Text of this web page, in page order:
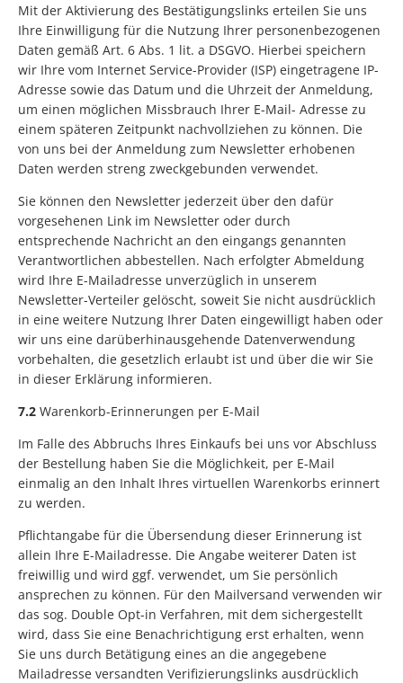
Mit der Aktivierung des Bestätigungslinks erteilen Sie uns
Ihre Einwilligung für die Nutzung Ihrer personenbezogenen
Daten gemäß Art. 6 Abs. 1 lit. a DSGVO. Hierbei speichern
wir Ihre vom Internet Service-Provider (ISP) eingetragene IP-
Adresse sowie das Datum und die Uhrzeit der Anmeldung,
um einen möglichen Missbrauch Ihrer E-Mail- Adresse zu
einem späteren Zeitpunkt nachvollziehen zu können. Die
von uns bei der Anmeldung zum Newsletter erhobenen
Daten werden streng zweckgebunden verwendet.
Sie können den Newsletter jederzeit über den dafür
vorgesehenen Link im Newsletter oder durch
entsprechende Nachricht an den eingangs genannten
Verantwortlichen abbestellen. Nach erfolgter Abmeldung
wird Ihre E-Mailadresse unverzüglich in unserem
Newsletter-Verteiler gelöscht, soweit Sie nicht ausdrücklich
in eine weitere Nutzung Ihrer Daten eingewilligt haben oder
wir uns eine darüberhinausgehende Datenverwendung
vorbehalten, die gesetzlich erlaubt ist und über die wir Sie
in dieser Erklärung informieren.
7.2 Warenkorb-Erinnerungen per E-Mail
Im Falle des Abbruchs Ihres Einkaufs bei uns vor Abschluss
der Bestellung haben Sie die Möglichkeit, per E-Mail
einmalig an den Inhalt Ihres virtuellen Warenkorbs erinnert
zu werden.
Pflichtangabe für die Übersendung dieser Erinnerung ist
allein Ihre E-Mailadresse. Die Angabe weiterer Daten ist
freiwillig und wird ggf. verwendet, um Sie persönlich
ansprechen zu können. Für den Mailversand verwenden wir
das sog. Double Opt-in Verfahren, mit dem sichergestellt
wird, dass Sie eine Benachrichtigung erst erhalten, wenn
Sie uns durch Betätigung eines an die angegebene
Mailadresse versandten Verifizierungslinks ausdrücklich